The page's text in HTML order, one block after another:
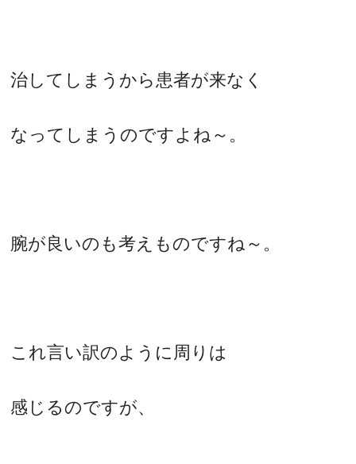
治してしまうから患者が来なく
なってしまうのですよね～。
腕が良いのも考えものですね～。
これ言い訳のように周りは
感じるのですが、